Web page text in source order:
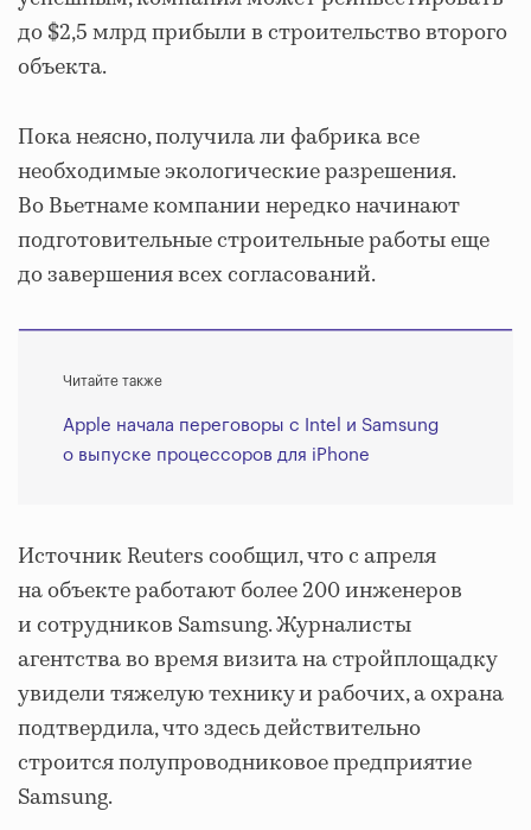
до $2,5 млрд прибыли в строительство второго
объекта.
Пока неясно, получила ли фабрика все
необходимые экологические разрешения.
Во Вьетнаме компании нередко начинают
подготовительные строительные работы еще
до завершения всех согласований.
Читайте также
Apple начала переговоры с Intel и Samsung
о выпуске процессоров для iPhone
Источник Reuters сообщил, что с апреля
на объекте работают более 200 инженеров
и сотрудников Samsung. Журналисты
агентства во время визита на стройплощадку
увидели тяжелую технику и рабочих, а охрана
подтвердила, что здесь действительно
строится полупроводниковое предприятие
Samsung.